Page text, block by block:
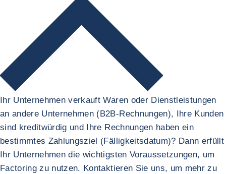
Ihr Unternehmen verkauft Waren oder Dienstleistungen
an andere Unternehmen (B2B-Rechnungen), Ihre Kunden
sind kreditwürdig und Ihre Rechnungen haben ein
bestimmtes Zahlungsziel (Fälligkeitsdatum)? Dann erfüllt
Ihr Unternehmen die wichtigsten Voraussetzungen, um
Factoring zu nutzen. Kontaktieren Sie uns, um mehr zu